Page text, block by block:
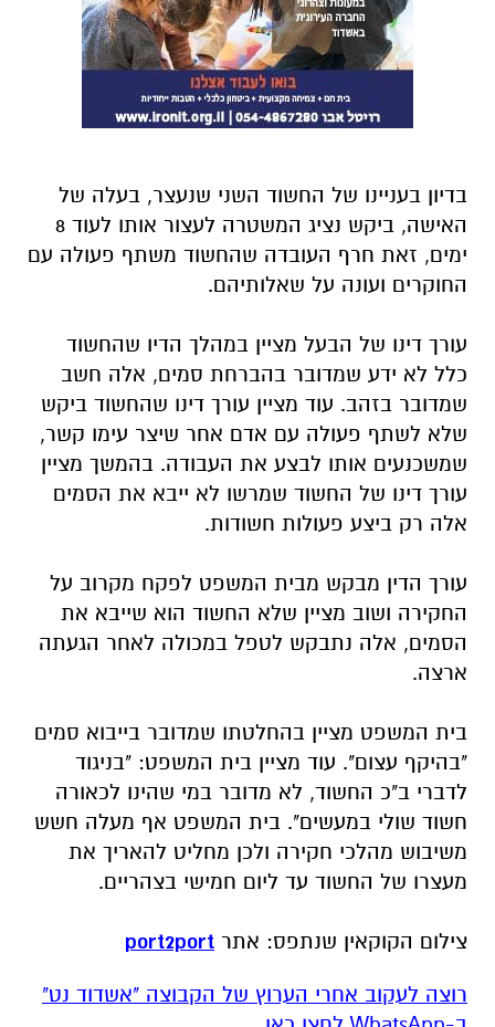
בדיון בעניינו של החשוד השני שנעצר, בעלה של
האישה, ביקש נציג המשטרה לעצור אותו לעוד 8
ימים, זאת חרף העובדה שהחשוד משתף פעולה עם
החוקרים ועונה על שאלותיהם.
עורך דינו של הבעל מציין במהלך הדיו שהחשוד
כלל לא ידע שמדובר בהברחת סמים, אלה חשב
שמדובר בזהב. עוד מציין עורך דינו שהחשוד ביקש
שלא לשתף פעולה עם אדם אחר שיצר עימו קשר,
שמשכנעים אותו לבצע את העבודה. בהמשך מציין
עורך דינו של החשוד שמרשו לא ייבא את הסמים
אלה רק ביצע פעולות חשודות.
עורך הדין מבקש מבית המשפט לפקח מקרוב על
החקירה ושוב מציין שלא החשוד הוא שייבא את
הסמים, אלה נתבקש לטפל במכולה לאחר הגעתה
ארצה.
בית המשפט מציין בהחלטתו שמדובר בייבוא סמים
"בהיקף עצום". עוד מציין בית המשפט: "בניגוד
לדברי ב"כ החשוד, לא מדובר במי שהינו לכאורה
חשוד שולי במעשים". בית המשפט אף מעלה חשש
משיבוש מהלכי חקירה ולכן מחליט להאריך את
מעצרו של החשוד עד ליום חמישי בצהריים.
צילום הקוקאין שנתפס: אתר port2port
רוצה לעקוב אחרי הערוץ של הקבוצה "אשדוד נט"